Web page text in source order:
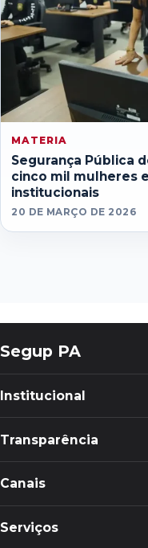
MATERIA
Segurança Pública
cinco mil mulheres
institucionais
20 DE MARÇO DE 2026
Segup PA
Institucional
Transparência
Canais
Serviços